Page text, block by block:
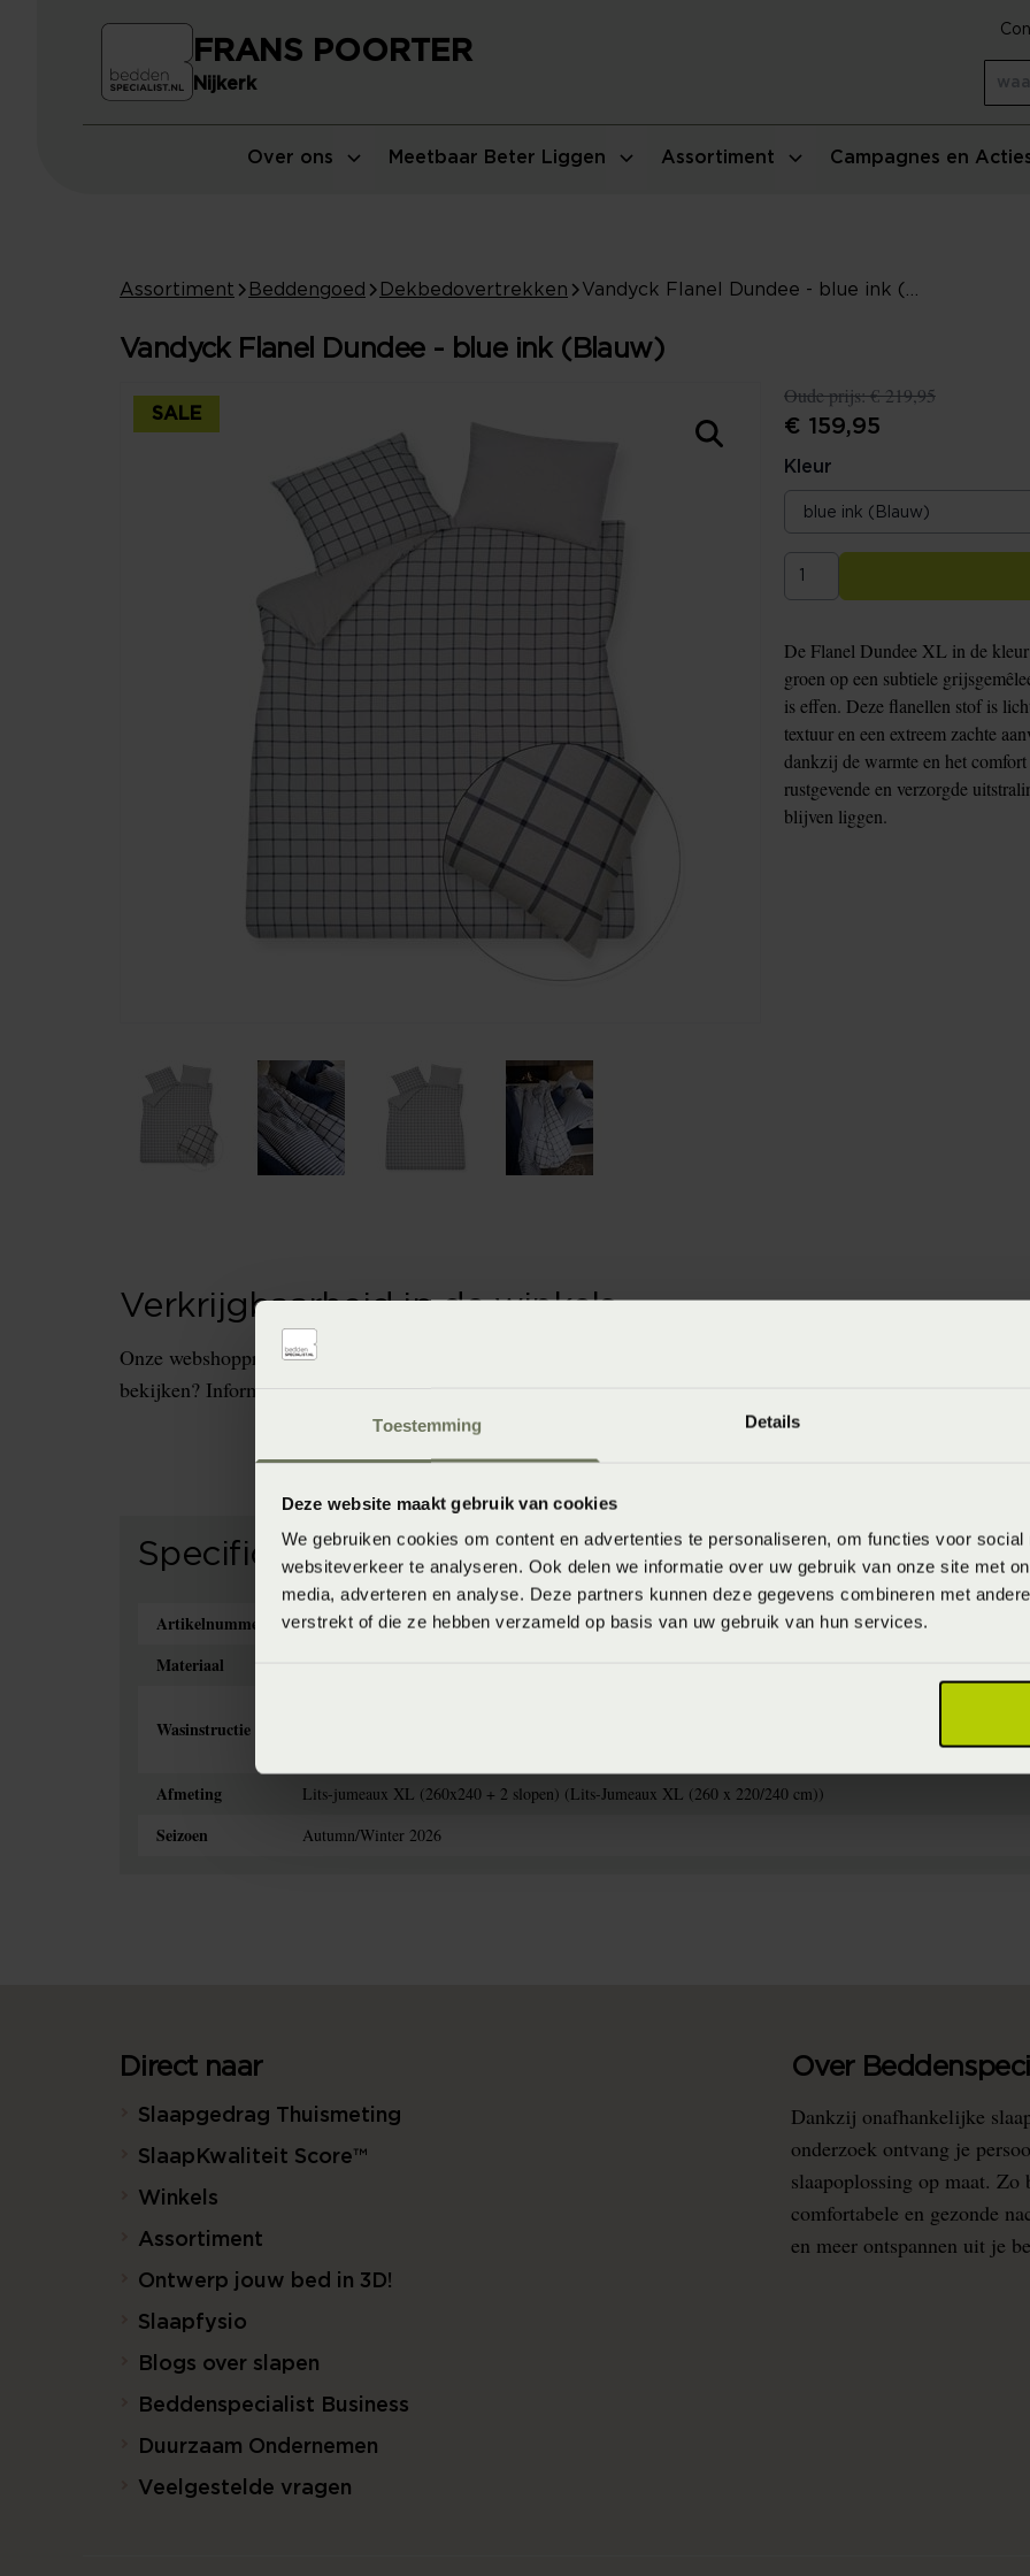
Toestemming Details
Deze website maakt gebruik van cookies
We gebruiken cookies om content en advertenties te personaliseren, om functies voor social
websiteverkeer te analyseren. Ook delen we informatie over uw gebruik van onze site met
media, adverteren en analyse. Deze partners kunnen deze gegevens combineren met
verstrekt of die ze hebben verzameld op basis van uw gebruik van hun services.
Over ons Meetbaar Beter Liggen Assortiment Campagnes en
FRANS POORTER
Nijkerk
Assortiment Beddengoed Dekbedovertrekken
Vandyck Flanel Dundee - blue ink (Blauw)
SALE
Oude prijs:€ 219,95
€ 159,95
Kleur
De Flanel Dundee XL in de
groen op een subtiele
is effen. Deze flanellen stof is
textuur en een extreem zachte
dankzij de warmte en het
rustgevende en verzorgde
blijven liggen.
Verkrijgbaarheid in de winkels
Onze webshopproducten zijn niet altijd verkrijgbaar in de winkel. Wil je het product in de winkel
bekijken? Informeer dan eerst naar de beschikbaarheid.
Specificaties
Artikelnummer 8718471547949
Materiaal
Wasinstructie
Het is aan te bevelen om de flanel dekbedovertrekken te wassen op maximaal 40°C. Was binnenstebuiten
dekbedovertrek kunt genieten. Het dekbedovertrek kan op lage temperatuur gedroogd worden in de droger.
Afmeting Lits-jumeaux XL (260x240 + 2 slopen) (Lits-Jumeaux XL (260 x 220/240 cm))
Seizoen Autumn/Winter 2026
Direct naar
Slaapgedrag Thuismeting
SlaapKwaliteit Score™
Winkels
Assortiment
Ontwerp jouw bed in 3D!
Slaapfysio
Blogs over slapen
Beddenspecialist Business
Duurzaam Ondernemen
Veelgestelde vragen
Over
Dankzij onafhankelijke
onderzoek ontvang je
slaapoplossing op maat.
comfortabele en gezonde
en meer ontspannen uit je